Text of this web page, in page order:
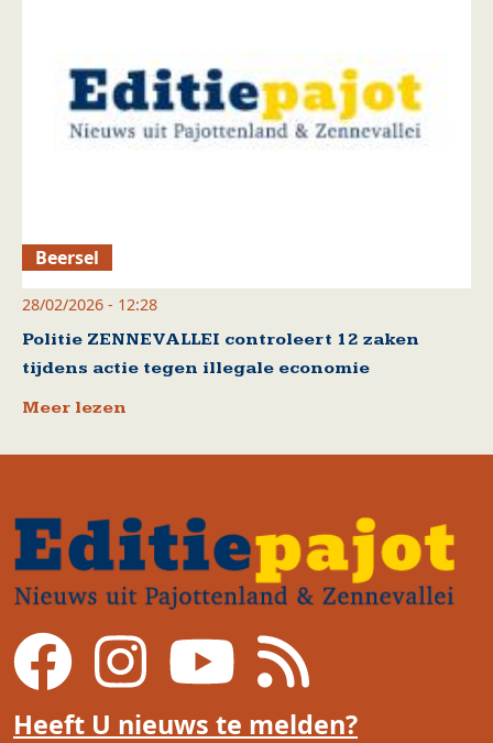
Beersel
28/02/2026 - 12:28
Politie ZENNEVALLEI controleert 12 zaken
tijdens actie tegen illegale economie
Meer lezen
Heeft U nieuws te melden?